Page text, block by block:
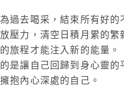
為過去喝采，結束所有好的
放壓力，清空日積月累的繁
的旅程才能注入新的能量。
的是讓自己回歸到身心靈的
擁抱內心深處的自己。